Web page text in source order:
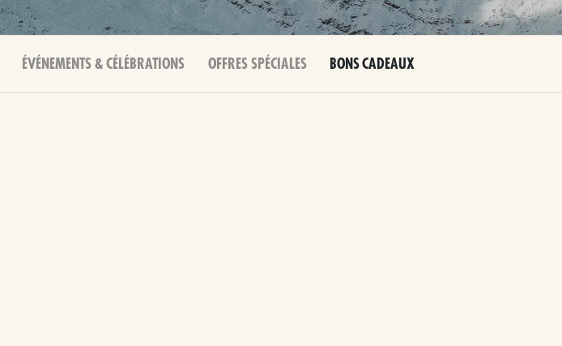
ÉVÉNEMENTS & CÉLÉBRATIONS OFFRES SPÉCIALES BONS CADEAUX